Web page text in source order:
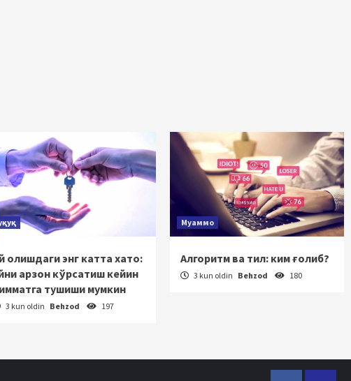
олишдаги энг катта хато:
арзон кўрсатиш кейин
тушиши мумкин
3 kun oldin Behzod 197
Муаммо
Алгоритм ва тил: ким ғолиб?
3 kun oldin Behzod 180